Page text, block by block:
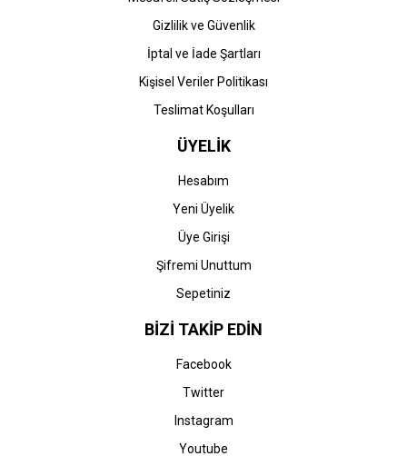
Gizlilik ve Güvenlik
İptal ve İade Şartları
Kişisel Veriler Politikası
Teslimat Koşulları
ÜYELİK
Hesabım
Yeni Üyelik
Üye Girişi
Şifremi Unuttum
Sepetiniz
BİZİ TAKİP EDİN
Facebook
Twitter
Instagram
Youtube